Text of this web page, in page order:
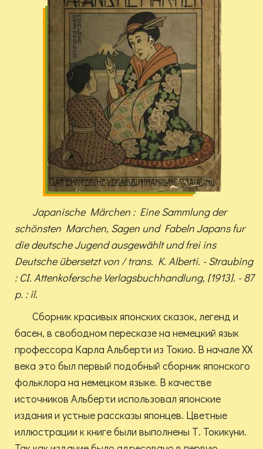
Japanische Märchen : Eine Sammlung der
schönsten Marchen, Sagen und Fabeln Japans fur
die deutsche Jugend ausgewählt und frei ins
Deutsche übersetzt von / trans. K. Alberti. - Straubing
: CI. Attenkofersche Verlagsbuchhandlung, [1913]. - 87
p. : il.
Сборник красивых японских сказок, легенд и
басен, в свободном пересказе на немецкий язык
профессора Карла Альберти из Токио. В начале XX
века это был первый подобный сборник японского
фольклора на немецком языке. В качестве
источников Альберти использовал японские
издания и устные рассказы японцев. Цветные
иллюстрации к книге были выполнены Т. Токикуни.